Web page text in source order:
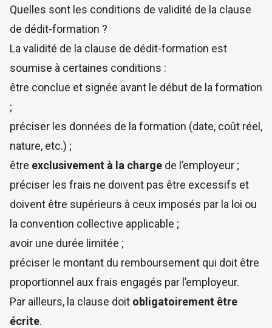
Quelles sont les conditions de validité de la clause
de dédit-formation ?
La validité de la clause de dédit-formation est
soumise à certaines conditions :
être conclue et signée avant le début de la formation
;
préciser les données de la formation (date, coût réel ,
nature, etc.) ;
être exclusivement à la charge de l’employeur ;
préciser les frais ne doivent pas être excessifs et
doivent être supérieurs à ceux imposés par la loi ou
la convention collective applicable ;
avoir une durée limitée ;
préciser le montant du remboursement qui doit être
proportionnel aux frais engagés par l’employeur.
Par ailleurs, la clause doit obligatoirement être
écrite.